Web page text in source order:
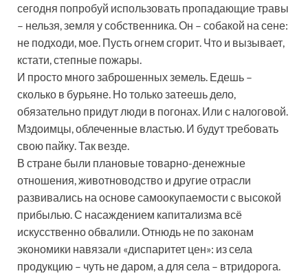
сегодня попробуй использовать пропадающие травы
– нельзя, земля у собственника. Он – собакой на сене:
не подходи, мое. Пусть огнем сгорит. Что и вызывает,
кстати, степные пожары.
И просто много заброшенных земель. Едешь –
сколько в бурьяне. Но только затеешь дело,
обязательно придут люди в погонах. Или с налоговой.
Мздоимцы, облеченные властью. И будут требовать
свою пайку. Так везде.
В стране были плановые товарно-денежные
отношения, животноводство и другие отрасли
развивались на основе самоокупаемости с высокой
прибылью. С насаждением капитализма всё
искусственно обвалили. Отнюдь не по законам
экономики навязали «диспаритет цен»: из села
продукцию – чуть не даром, а для села – втридорога.